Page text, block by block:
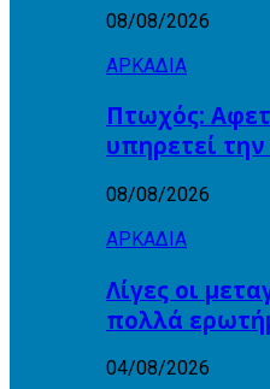
08/08/2026
ΑΡΚΑΔΙΑ
Πτωχός:
υπηρετεί
08/08/2026
ΑΡΚΑΔΙΑ
Λίγες οι
πολλά
04/08/2026